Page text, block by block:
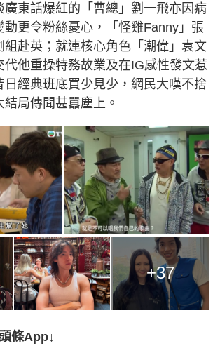
廣東話爆紅的「曹總」劉一飛亦因病
動更令粉絲憂心，「怪雞Fanny」張
組赴英；就連核心角色「潮偉」袁文
代他重操特務故業及在IG感性發文惹
日經典班底買少見少，網民大嘆不捨
局傳聞甚囂塵上。
+37
條App↓